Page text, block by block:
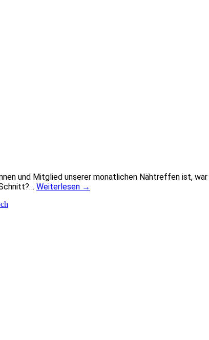
und Mitglied unserer monatlichen Nähtreffen ist,
Weiterlesen →